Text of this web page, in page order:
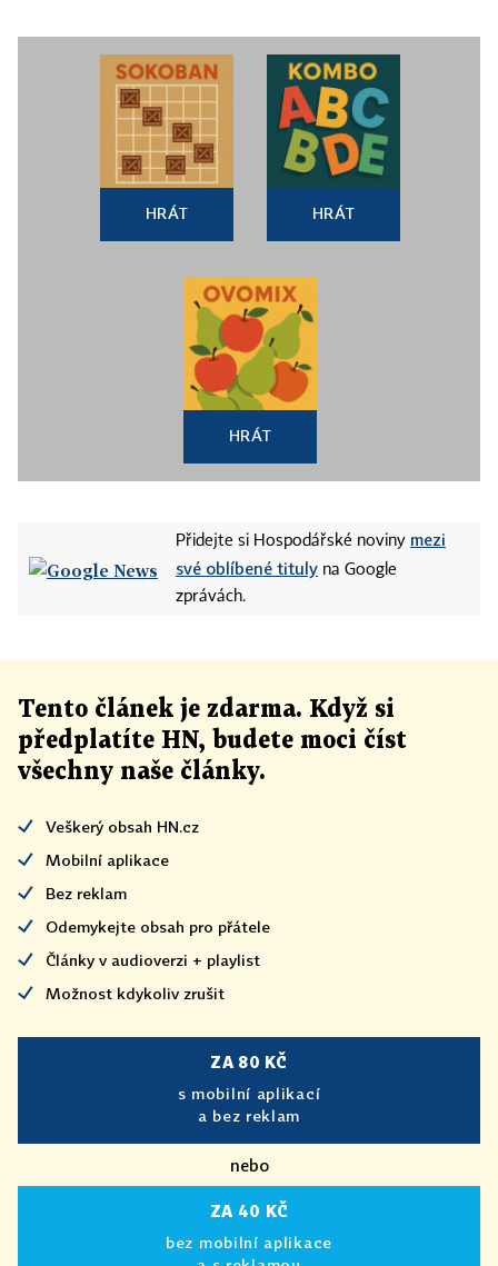
HRÁT HRÁT
HRÁT
Přidejte si Hospodářské noviny mezi
své oblíbené tituly na Google
zprávách.
Tento článek je zdarma. Když si
předplatíte HN, budete moci číst
všechny naše články.
Veškerý obsah HN.cz
Mobilní aplikace
Bez reklam
Odemykejte obsah pro přátele
Články v audioverzi + playlist
Možnost kdykoliv zrušit
ZA 80 KČ
s mobilní aplikací
a bez reklam
nebo
ZA 40 KČ
bez mobilní aplikace